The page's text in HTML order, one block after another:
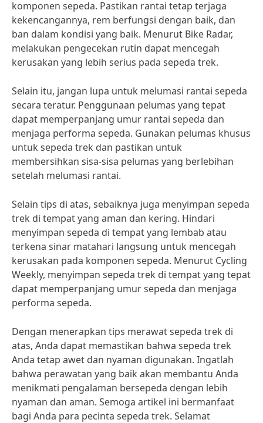
komponen sepeda. Pastikan rantai tetap terjaga
kekencangannya, rem berfungsi dengan baik, dan
ban dalam kondisi yang baik. Menurut Bike Radar,
melakukan pengecekan rutin dapat mencegah
kerusakan yang lebih serius pada sepeda trek.
Selain itu, jangan lupa untuk melumasi rantai sepeda
secara teratur. Penggunaan pelumas yang tepat
dapat memperpanjang umur rantai sepeda dan
menjaga performa sepeda. Gunakan pelumas khusus
untuk sepeda trek dan pastikan untuk
membersihkan sisa-sisa pelumas yang berlebihan
setelah melumasi rantai.
Selain tips di atas, sebaiknya juga menyimpan sepeda
trek di tempat yang aman dan kering. Hindari
menyimpan sepeda di tempat yang lembab atau
terkena sinar matahari langsung untuk mencegah
kerusakan pada komponen sepeda. Menurut Cycling
Weekly, menyimpan sepeda trek di tempat yang tepat
dapat memperpanjang umur sepeda dan menjaga
performa sepeda.
Dengan menerapkan tips merawat sepeda trek di
atas, Anda dapat memastikan bahwa sepeda trek
Anda tetap awet dan nyaman digunakan. Ingatlah
bahwa perawatan yang baik akan membantu Anda
menikmati pengalaman bersepeda dengan lebih
nyaman dan aman. Semoga artikel ini bermanfaat
bagi Anda para pecinta sepeda trek. Selamat